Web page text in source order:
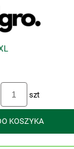
szt
KOSZYKA